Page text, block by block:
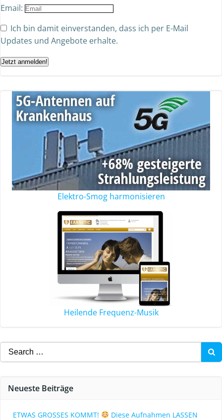
Email:
Ich bin damit einverstanden, dass ich per E-Mail
Updates und Angebote erhalte.
Jetzt anmelden!
Elektro-Smog harmonisieren
Heilende Frequenz-Musik
Neueste Beiträge
ETWAS GROSSES KOMMT! Diese Aufnahmen LASSEN